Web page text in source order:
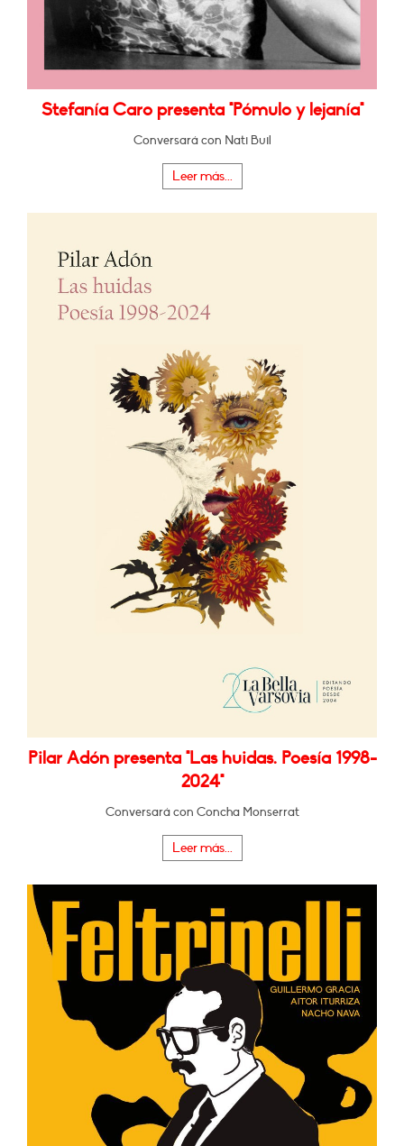
Stefanía Caro presenta "Pómulo y lejanía"
Conversará con Nati Buil
Leer más...
Pilar Adón presenta "Las huidas. Poesía 1998-
2024"
Conversará con Concha Monserrat
Leer más...